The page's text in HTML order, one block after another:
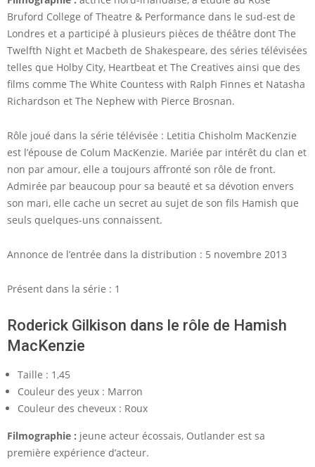
Bruford College of Theatre & Performance dans le sud-est de
Londres et a participé à plusieurs pièces de théâtre dont The
Twelfth Night et Macbeth de Shakespeare, des séries télévisées
telles que Holby City, Heartbeat et The Creatives ainsi que des
films comme The White Countess with Ralph Finnes et Natasha
Richardson et The Nephew with Pierce Brosnan.
Rôle joué dans la série télévisée : Letitia Chisholm MacKenzie
est l’épouse de Colum MacKenzie. Mariée par intérêt du clan et
non par amour, elle a toujours affronté son rôle de front.
Admirée par beaucoup pour sa beauté et sa dévotion envers
son mari, elle cache un secret au sujet de son fils Hamish que
seuls quelques-uns connaissent.
Annonce de l’entrée dans la distribution : 5 novembre 2013
Présent dans la série : 1
Roderick Gilkison dans le rôle de Hamish
MacKenzie
Taille : 1,45
Couleur des yeux : Marron
Couleur des cheveux : Roux
Filmographie : jeune acteur écossais, Outlander est sa
première expérience d’acteur.